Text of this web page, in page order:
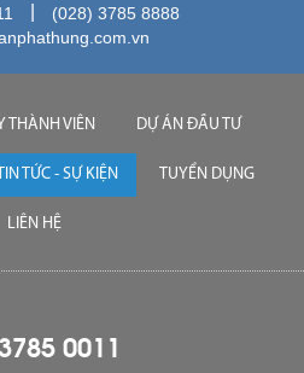
(028) 3785 8888
THÀNH VIÊN DỰ ÁN ĐẦU TƯ
TỨC - SỰ KIỆN TUYỂN DỤNG
LIÊN HỆ
0011